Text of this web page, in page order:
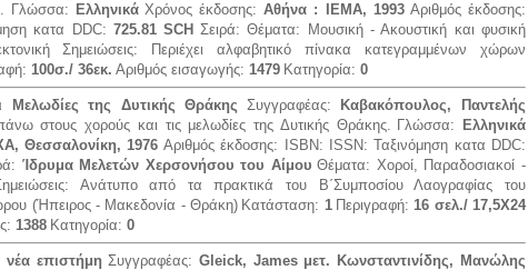
Γλώσσα: Ελληνικά Χρόνος έκδοσης:Αθήνα : ΙΕΜΑ, 1993 Αριθμός έκδοσης:
κατα DDC: 725.81 SCΗ Σειρά:Θέματα:
Μουσική - Ακουστική και φυσική
Σημειώσεις:
Περιέχει αλφαβητικό πίνακα κατεγραμμένων χώρων
100σ./ 36εκ. Αριθμός εισαγωγής: 1479 Κατηγορία: 0
Μελωδίες της Δυτικής Θράκης Συγγραφέας:
Καβακόπουλος, Παντελής
στους χορούς και τις μελωδίες της Δυτικής Θράκης. Γλώσσα:
Ελληνικά
Θεσσαλονίκη, 1976 Αριθμός έκδοσης: ISBN: ISSN:Ταξινόμηση κατα DDC:
Ίδρυμα Μελετών Χερσονήσου του Αίμου Θέματα: Χοροί, Παραδοσιακοί -
Ανάτυπο από τα πρακτικά του Β΄Συμποσίου Λαογραφίας του
(Ήπειρος - Μακεδονία - Θράκη) Κατάσταση: 1 Περιγραφή:16 σελ./ 17,5Χ24
1388 Κατηγορία: 0
επιστήμη Συγγραφέας: Gleick, James μετ. Κωνσταντινίδης, Μανώλης